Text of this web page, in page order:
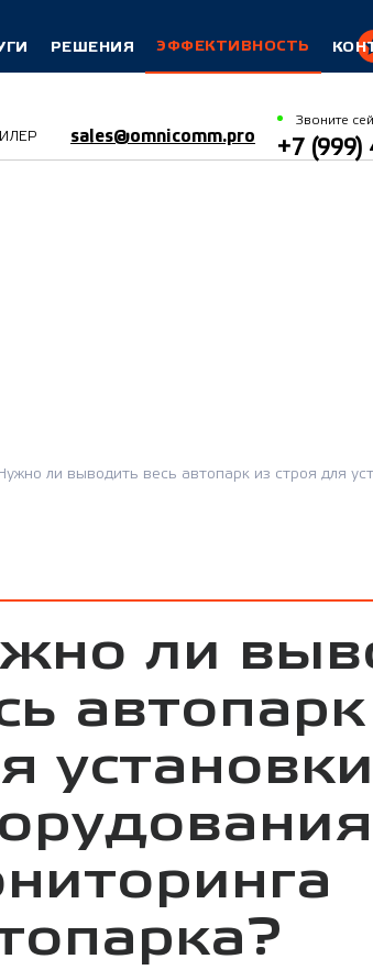
sales@omnicomm.pro
Звоните
+7 (999)
РЕШЕНИЯ ЭФФЕКТИВНОСТЬ
ли выводить весь автопарк из строя для
ли
установки